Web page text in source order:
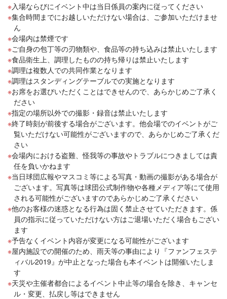
入場ならびにイベント中は当日係員の案内に従ってください
集合時間までにお越しいただけない場合は、ご参加いただけませ
ん
会場内は禁煙です
ご自身の包丁等の刃物類や、食品等の持ち込みは禁止いたします
食品衛生上、調理したものの持ち帰りは禁止いたします
調理は複数人での共同作業となります
調理はスタンディングテーブルでの実施となります
お席をお選びいただくことはできせんので、あらかじめご了承く
ださい
指定の場所以外での撮影・録音は禁止いたします
終了時刻が前後する場合がございます。他会場でのイベントがご
覧いただけない可能性がございますので、あらかじめご了承くだ
さい
会場内における盗難、怪我等の事故やトラブルにつきましては責
任を負いかねます
当日球団広報やマスコミ等による写真・動画の撮影がある場合が
ございます。写真等は球団公式制作物や各種メディア等にて使用
される可能性がございますのであらかじめご了承ください
他のお客様の迷惑となる行為は固く禁止させていただきます。係
員の指示に従っていただけない方はご退場いただく場合もござい
ます
予告なくイベント内容が変更になる可能性がございます
屋内施設での開催のため、雨天等の事由により『ファンフェステ
ィバル2019』が中止となった場合も本イベントは開催いたしま
す
天災や主催者都合によるイベント中止等の場合を除き、キャンセ
ル・変更、払戻し等はできません